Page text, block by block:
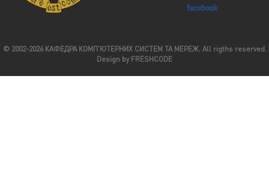
© 2002-2026 КАФЕДРА КОМПʼЮТЕРНИХ СИСТЕМ ТА МЕРЕЖ. All rigths reserved.
Design by FRESHCODE